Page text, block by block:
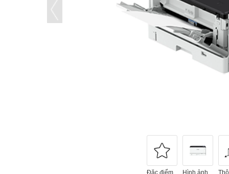
Đặc điểm
Hình ảnh